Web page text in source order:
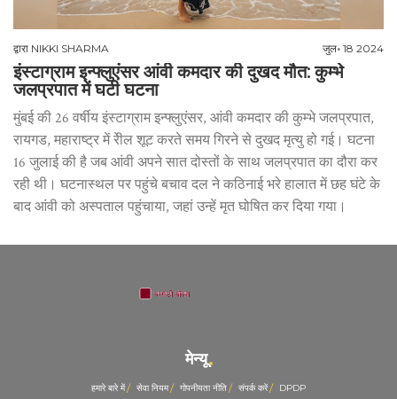
द्वारा NIKKI SHARMA जुल॰ 18 2024
इंस्टाग्राम इन्फ्लुएंसर आंवी कमदार की दुखद मौत: कुम्भे
जलप्रपात में घटी घटना
मुंबई की 26 वर्षीय इंस्टाग्राम इन्फ्लुएंसर, आंवी कमदार की कुम्भे जलप्रपात,
रायगड, महाराष्ट्र में रेील शूट करते समय गिरने से दुखद मृत्यु हो गई। घटना
16 जुलाई की है जब आंवी अपने सात दोस्तों के साथ जलप्रपात का दौरा कर
रही थी। घटनास्थल पर पहुंचे बचाव दल ने कठिनाई भरे हालात में छह घंटे के
बाद आंवी को अस्पताल पहुंचाया, जहां उन्हें मृत घोषित कर दिया गया।
मेन्यू
हमारे बारे में सेवा नियम गोपनीयता नीति संपर्क करें DPDP